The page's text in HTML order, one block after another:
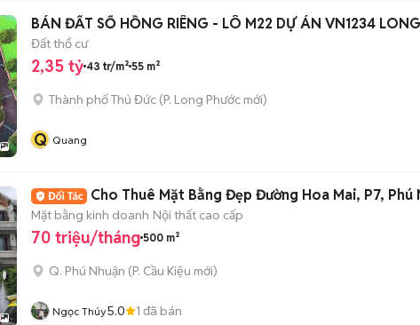
BÁN ĐẤT SỔ HỒNG RIÊNG - LÔ M22 DỰ ÁN VN1234
Đất thổ cư
2,35 tỷ 43 tr/m² 55 m²
Thành phố Thủ Đức (P. Long Phước mới)
Q Quang
Cho Thuê Mặt Bằng Đẹp Đường Hoa Mai, P7, Phú
Mặt bằng kinh doanh Nội thất cao cấp
70 triệu/tháng 500 m²
Q. Phú Nhuận (P. Cầu Kiệu mới)
Ngọc Thúy5.0 1 đã bán